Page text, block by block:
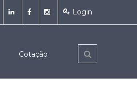
Login
Cotação